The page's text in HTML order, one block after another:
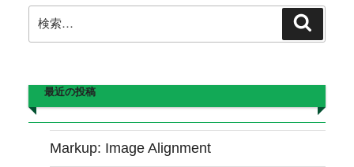
シ
ョ
検
索:
最近の投稿
Markup: Image Alignment